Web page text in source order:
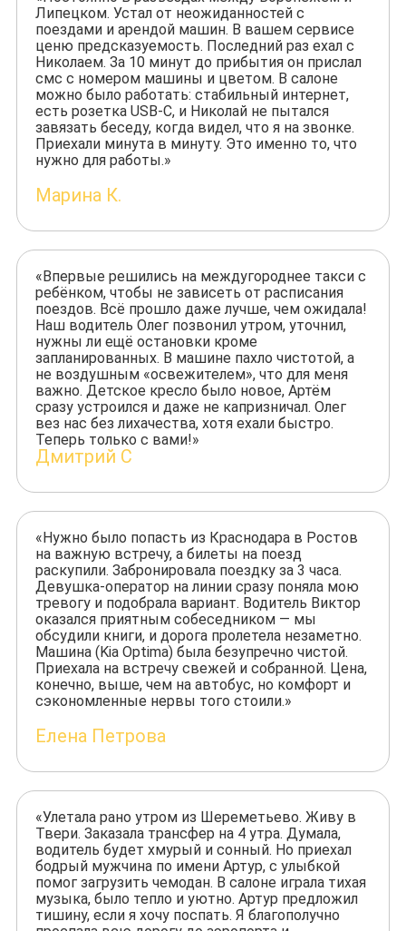
Липецком. Устал от неожиданностей с
поездами и арендой машин. В вашем сервисе
ценю предсказуемость. Последний раз ехал с
Николаем. За 10 минут до прибытия он прислал
смс с номером машины и цветом. В салоне
можно было работать: стабильный интернет,
есть розетка USB-C, и Николай не пытался
завязать беседу, когда видел, что я на звонке.
Приехали минута в минуту. Это именно то, что
нужно для работы.»
Марина К.
«Впервые решились на междугороднее такси с
ребёнком, чтобы не зависеть от расписания
поездов. Всё прошло даже лучше, чем ожидала!
Наш водитель Олег позвонил утром, уточнил,
нужны ли ещё остановки кроме
запланированных. В машине пахло чистотой, а
не воздушным «освежителем», что для меня
важно. Детское кресло было новое, Артём
сразу устроился и даже не капризничал. Олег
вез нас без лихачества, хотя ехали быстро.
Теперь только с вами!»
Дмитрий С
«Нужно было попасть из Краснодара в Ростов
на важную встречу, а билеты на поезд
раскупили. Забронировала поездку за 3 часа.
Девушка-оператор на линии сразу поняла мою
тревогу и подобрала вариант. Водитель Виктор
оказался приятным собеседником — мы
обсудили книги, и дорога пролетела незаметно.
Машина (Kia Optima) была безупречно чистой.
Приехала на встречу свежей и собранной. Цена,
конечно, выше, чем на автобус, но комфорт и
сэкономленные нервы того стоили.»
Елена Петрова
«Улетала рано утром из Шереметьево. Живу в
Твери. Заказала трансфер на 4 утра. Думала,
водитель будет хмурый и сонный. Но приехал
бодрый мужчина по имени Артур, с улыбкой
помог загрузить чемодан. В салоне играла тихая
музыка, было тепло и уютно. Артур предложил
тишину, если я хочу поспать. Я благополучно